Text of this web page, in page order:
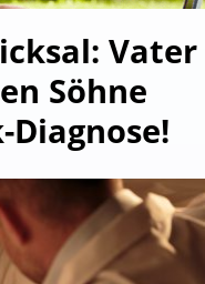
Vater
Söhne